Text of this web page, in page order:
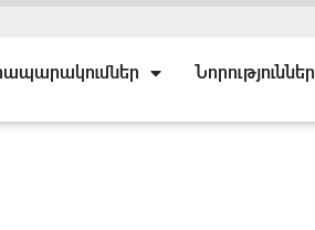
Նորություններ